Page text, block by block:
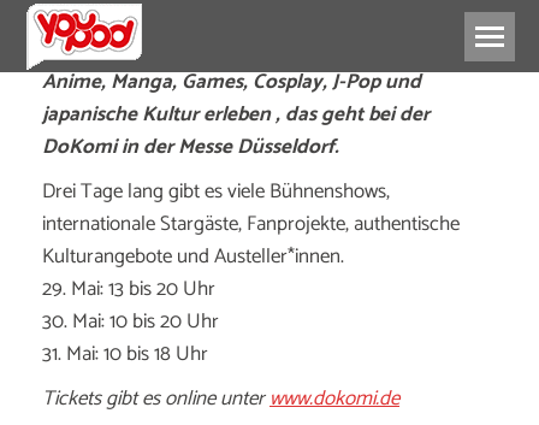
Anime, Manga, Games, Cosplay, J-Pop und
japanische Kultur erleben , das geht bei der
DoKomi in der Messe Düsseldorf.
Drei Tage lang gibt es viele Bühnenshows,
internationale Stargäste, Fanprojekte, authentische
Kulturangebote und Austeller*innen.
29. Mai: 13 bis 20 Uhr
30. Mai: 10 bis 20 Uhr
31. Mai: 10 bis 18 Uhr
Tickets gibt es online unterwww.dokomi.de